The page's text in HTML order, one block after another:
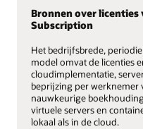
Bronnen over licenties
Subscription
Het bedrijfsbrede,
model omvat de licenties
cloudimplementatie,
beprijzing per
nauwkeurige
virtuele servers en
lokaal als in de cloud.